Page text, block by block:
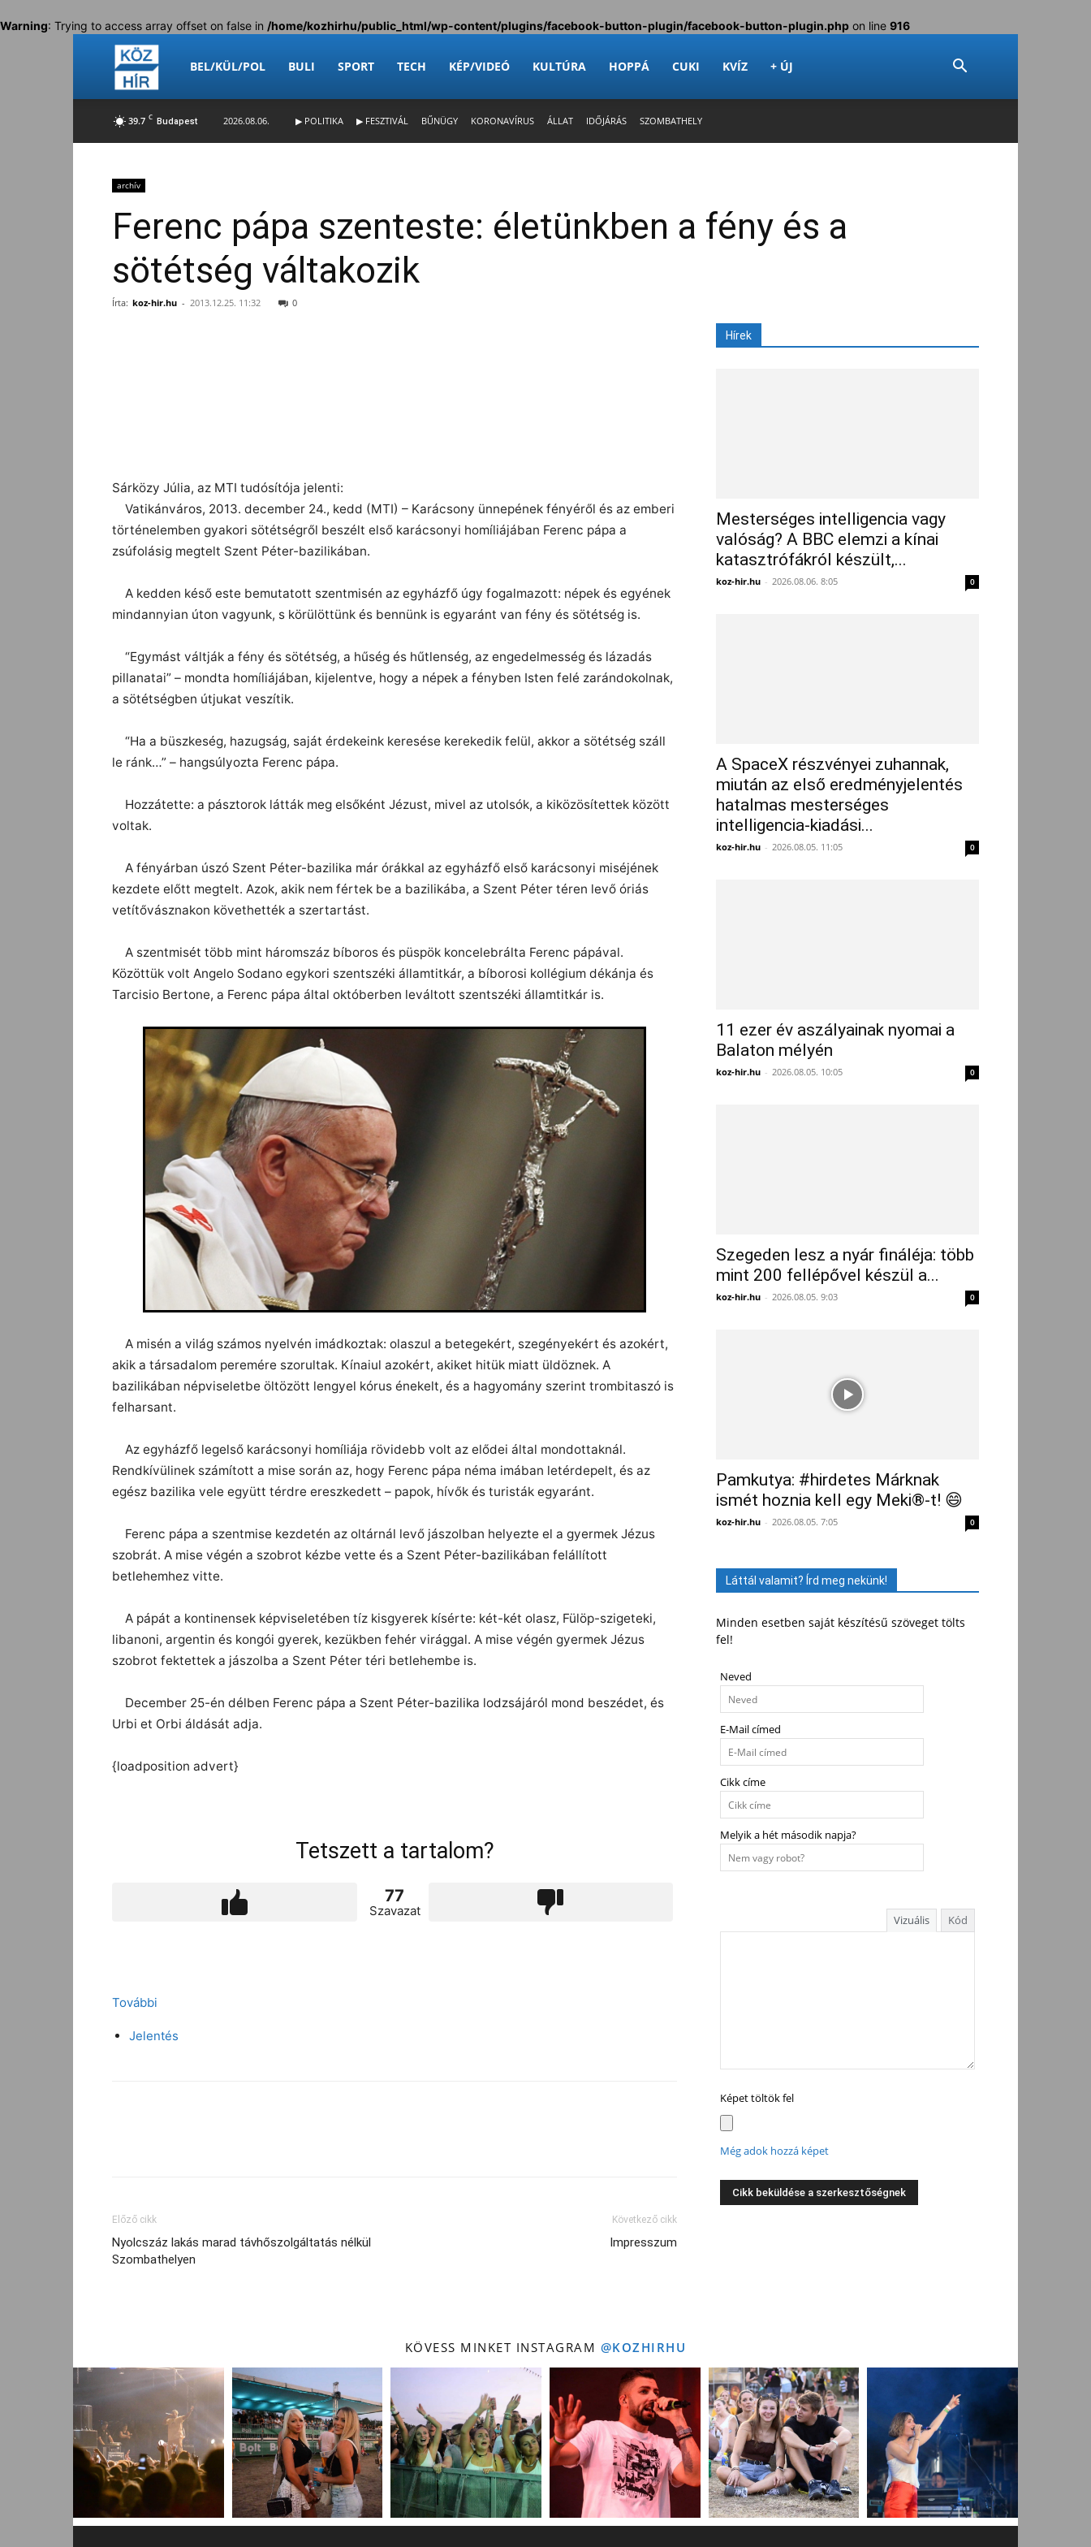
Warning: Trying to access array offset on false in /home/kozhirhu/public_html/wp-content/plugins/facebook-button-plugin/facebook-button-plugin.php on line 916
Köz-
Hír
BEL/KÜL/POL BULI SPORT TECH KÉP/VIDEÓ KULTÚRA HOPPÁ CUKI KVÍZ + ÚJ
39.7 C Budapest 2026.08.06. ▶ POLITIKA ▶ FESZTIVÁL BŰNÜGY KORONAVÍRUS ÁLLAT IDŐJÁRÁS SZOMBATHELY
archív
Ferenc pápa szenteste: életünkben a fény és a
sötétség váltakozik
Írta: koz-hir.hu - 2013.12.25. 11:32 0
Sárközy Júlia, az MTI tudósítója jelenti:
Vatikánváros, 2013. december 24., kedd (MTI) – Karácsony ünnepének fényéről és az emberi
történelemben gyakori sötétségről beszélt első karácsonyi homíliájában Ferenc pápa a
zsúfolásig megtelt Szent Péter-bazilikában.
A kedden késő este bemutatott szentmisén az egyházfő úgy fogalmazott: népek és egyének
mindannyian úton vagyunk, s körülöttünk és bennünk is egyaránt van fény és sötétség is.
“Egymást váltják a fény és sötétség, a hűség és hűtlenség, az engedelmesség és lázadás
pillanatai” – mondta homíliájában, kijelentve, hogy a népek a fényben Isten felé zarándokolnak,
a sötétségben útjukat veszítik.
“Ha a büszkeség, hazugság, saját érdekeink keresése kerekedik felül, akkor a sötétség száll
le ránk…” – hangsúlyozta Ferenc pápa.
Hozzátette: a pásztorok látták meg elsőként Jézust, mivel az utolsók, a kiközösítettek között
voltak.
A fényárban úszó Szent Péter-bazilika már órákkal az egyházfő első karácsonyi miséjének
kezdete előtt megtelt. Azok, akik nem fértek be a bazilikába, a Szent Péter téren levő óriás
vetítővásznakon követhették a szertartást.
A szentmisét több mint háromszáz bíboros és püspök koncelebrálta Ferenc pápával.
Közöttük volt Angelo Sodano egykori szentszéki államtitkár, a bíborosi kollégium dékánja és
Tarcisio Bertone, a Ferenc pápa által októberben leváltott szentszéki államtitkár is.
A misén a világ számos nyelvén imádkoztak: olaszul a betegekért, szegényekért és azokért,
akik a társadalom peremére szorultak. Kínaiul azokért, akiket hitük miatt üldöznek. A
bazilikában népviseletbe öltözött lengyel kórus énekelt, és a hagyomány szerint trombitaszó is
felharsant.
Az egyházfő legelső karácsonyi homíliája rövidebb volt az elődei által mondottaknál.
Rendkívülinek számított a mise során az, hogy Ferenc pápa néma imában letérdepelt, és az
egész bazilika vele együtt térdre ereszkedett – papok, hívők és turisták egyaránt.
Ferenc pápa a szentmise kezdetén az oltárnál levő jászolban helyezte el a gyermek Jézus
szobrát. A mise végén a szobrot kézbe vette és a Szent Péter-bazilikában felállított
betlehemhez vitte.
A pápát a kontinensek képviseletében tíz kisgyerek kísérte: két-két olasz, Fülöp-szigeteki,
libanoni, argentin és kongói gyerek, kezükben fehér virággal. A mise végén gyermek Jézus
szobrot fektettek a jászolba a Szent Péter téri betlehembe is.
December 25-én délben Ferenc pápa a Szent Péter-bazilika lodzsájáról mond beszédet, és
Urbi et Orbi áldását adja.
{loadposition advert}
Tetszett a tartalom?
77
Szavazat
További
Jelentés
Előző cikk
Nyolcszáz lakás marad távhőszolgáltatás nélkül
Szombathelyen
Következő cikk
Impresszum
Hírek
Mesterséges intelligencia vagy
valóság? A BBC elemzi a kínai
katasztrófákról készült,...
koz-hir.hu - 2026.08.06. 8:05 0
A SpaceX részvényei zuhannak,
miután az első eredményjelentés
hatalmas mesterséges
intelligencia-kiadási...
koz-hir.hu - 2026.08.05. 11:05 0
11 ezer év aszályainak nyomai a
Balaton mélyén
koz-hir.hu - 2026.08.05. 10:05 0
Szegeden lesz a nyár fináléja: több
mint 200 fellépővel készül a...
koz-hir.hu - 2026.08.05. 9:03 0
Pamkutya: #hirdetes Márknak
ismét hoznia kell egy Meki®-t! 😄
koz-hir.hu - 2026.08.05. 7:05 0
Láttál valamit? Írd meg nekünk!
Minden esetben saját készítésű szöveget tölts
fel!
Neved
E-Mail címed
Cikk címe
Melyik a hét második napja?
Vizuális Kód
Képet töltök fel
Még adok hozzá képet
KÖVESS MINKET INSTAGRAM @KOZHIRHU